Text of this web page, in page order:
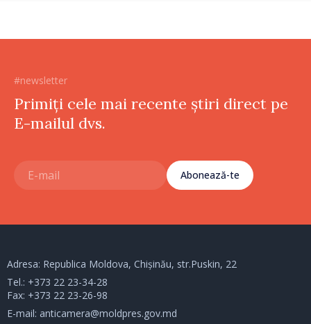
#newsletter
Primiți cele mai recente știri direct pe
E-mailul dvs.
Abonează-te
Adresa: Republica Moldova, Chișinău, str.Puskin, 22
Tel.: +373 22 23-34-28
Fax: +373 22 23-26-98
E-mail: anticamera@moldpres.gov.md